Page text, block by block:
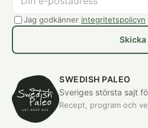
SWEDISH PALEO
Sveriges största sajt
Recept, program och
Jag godkänner integritetspolicyn
Skicka